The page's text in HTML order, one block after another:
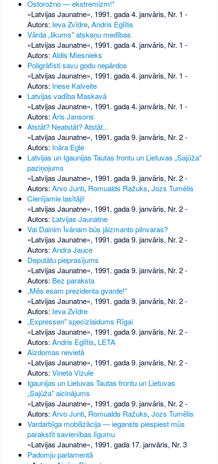
Ostorožno — ekstremizm!*
«Latvijas Jaunatne», 1991. gada 4. janvāris, Nr. 1 -
Autors: Ieva Zvīdre, Andris Eglītis
Vārda „likums" atskaņu medības
«Latvijas Jaunatne», 1991. gada 4. janvāris, Nr. 1 -
Autors: Aldis Miesnieks
Poligrāfisti savu godu nepārdos
«Latvijas Jaunatne», 1991. gada 4. janvāris, Nr. 1 -
Autors: Inese Kalveite
Latvijas vadība Maskavā
«Latvijas Jaunatne», 1991. gada 4. janvāris, Nr. 1 -
Autors: Āris Jansons
Atstāt? Neatstāt? Atstāt...
«Latvijas Jaunatne», 1991. gada 9. janvāris, Nr. 2-
Autors: Ināra Egle
Latvijas un Igaunijas Tautas frontu un Lietuvas „Sajūža"
paziņojums
«Latvijas Jaunatne», 1991. gada 9. janvāris, Nr. 2-
Autors: Arvo Junti, Romualds Ražuks, Jozs Tumēlis
Cienījamie lasītāji!
«Latvijas Jaunatne», 1991. gada 9. janvāris, Nr. 2-
Autors: Latvijas Jaunatne
Vai Dainim Īvānam būs jāizmanto pilnvaras?
«Latvijas Jaunatne», 1991. gada 9. janvāris, Nr. 2-
Autors: Andra Jauce
Deputātu pieprasījums
«Latvijas Jaunatne», 1991. gada 9. janvāris, Nr. 2-
Autors: Bez paraksta
„Mēs esam prezidenta gvarde!”
«Latvijas Jaunatne», 1991. gada 9. janvāris, Nr. 2-
Autors: Ieva Zvīdre
„Expressen" specizlaidums Rīgai
«Latvijas Jaunatne», 1991. gada 9. janvāris, Nr. 2-
Autors: Andris Eglītis, LETA
Aizdomas nevietā
«Latvijas Jaunatne», 1991. gada 9. janvāris, Nr. 2-
Autors: Vineta Vizule
Igaunijas un Lietuvas Tautas frontu un Lietuvas
„Sajūža" aicinājums
«Latvijas Jaunatne», 1991. gada 9. janvāris, Nr. 2-
Autors: Arvo Junti, Romualds Ražuks, Jozs Tumēlis
Vardarbīga mobilizācija — iegansts piespiest mūs
parakstīt savienības līgumu
«Latvijas Jaunatne», 1991. gada 17. janvāris, Nr. 3
Padomju parlamentā